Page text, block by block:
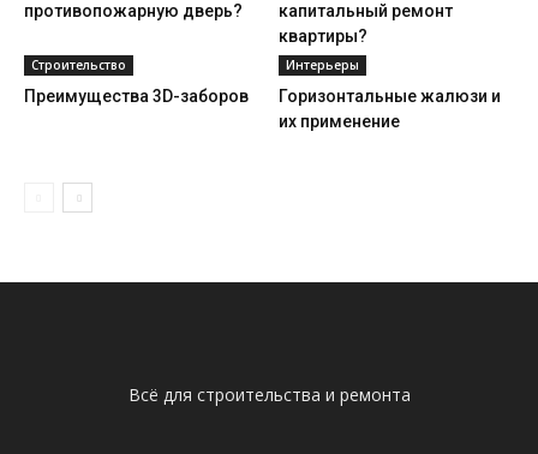
противопожарную дверь?
капитальный ремонт
квартиры?
Строительство
Преимущества 3D-заборов
Интерьеры
Горизонтальные жалюзи и
их применение
Всё для строительства и ремонта